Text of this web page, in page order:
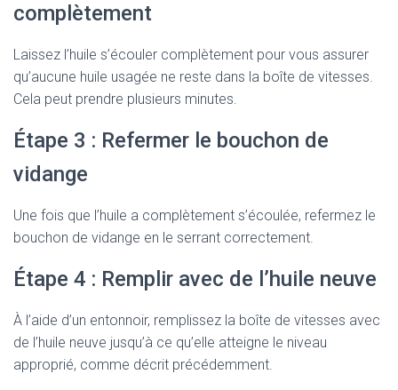
complètement
Laissez l’huile s’écouler complètement pour vous assurer
qu’aucune huile usagée ne reste dans la boîte de vitesses.
Cela peut prendre plusieurs minutes.
Étape 3 : Refermer le bouchon de
vidange
Une fois que l’huile a complètement s’écoulée, refermez le
bouchon de vidange en le serrant correctement.
Étape 4 : Remplir avec de l’huile neuve
À l’aide d’un entonnoir, remplissez la boîte de vitesses avec
de l’huile neuve jusqu’à ce qu’elle atteigne le niveau
approprié, comme décrit précédemment.